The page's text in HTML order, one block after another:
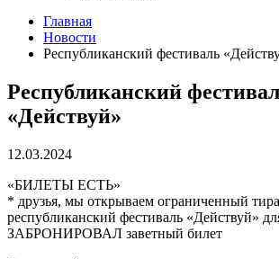
Главная
Новости
Республиканский фестиваль
Республиканский
«Действуй»
12.03.2024
«БИЛЕТЫ ЕСТЬ»
* друзья, мы открываем ограниченный
республиканский фестиваль «Действуй»
ЗАБРОНИРОВАЛ заветный билет